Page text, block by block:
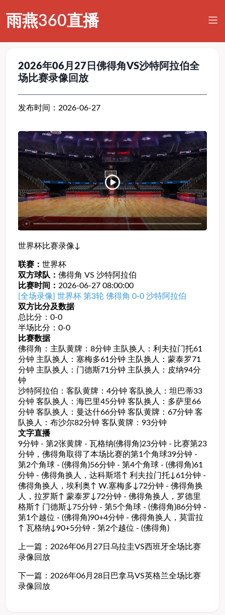
雨燕360直播
2026年06月27日佛得角VS沙特阿拉伯全
场比赛录像回放
发布时间：2026-06-27
世界杯比赛录像↓
联赛： 世界杯
双方球队： 佛得角 VS 沙特阿拉伯
比赛时间： 2026-06-27 08:00:00
[全场录像] 世界杯 第3轮 佛得角 0-0 沙特阿拉伯
双方比分及数据
总比分：0-0
半场比分：0-0
比赛数据
佛得角：主队黄牌：8分钟 主队换人：利夫拉门托61
分钟 主队换人：塞梅多61分钟 主队换人：蒙泰罗71
分钟 主队换人：门德斯71分钟 主队换人：皮纳94分
钟
沙特阿拉伯：客队黄牌：4分钟 客队换人：坦巴蒂33
分钟 客队换人：海巴里45分钟 客队换人：多萨里66
分钟 客队换人：曼达什66分钟 客队黄牌：67分钟 客
队换人：布沙尔82分钟 客队黄牌：93分钟
文字直播
9分钟 - 第2张黄牌 - 瓦格纳(佛得角)23分钟 - 比赛第23
分钟，佛得角取得了本场比赛的第1个角球39分钟 -
第2个角球 - (佛得角)56分钟 - 第4个角球 - (佛得角)61
分钟 - 佛得角换人，达科斯塔↑ 利夫拉门托↓61分钟 -
佛得角换人，埃利奥↑ W.塞梅多↓72分钟 - 佛得角换
人，拉罗斯↑ 蒙泰罗↓72分钟 - 佛得角换人，罗德里
格斯↑ 门德斯↓75分钟 - 第5个角球 - (佛得角)86分钟 -
第1个越位 - (佛得角)90+4分钟 - 佛得角换人，莫雷拉
↑ 瓦格纳↓90+5分钟 - 第2个越位 - (佛得角)
上一篇： 2026年06月27日乌拉圭VS西班牙全场比赛
录像回放
下一篇： 2026年06月28日巴拿马VS英格兰全场比赛
录像回放